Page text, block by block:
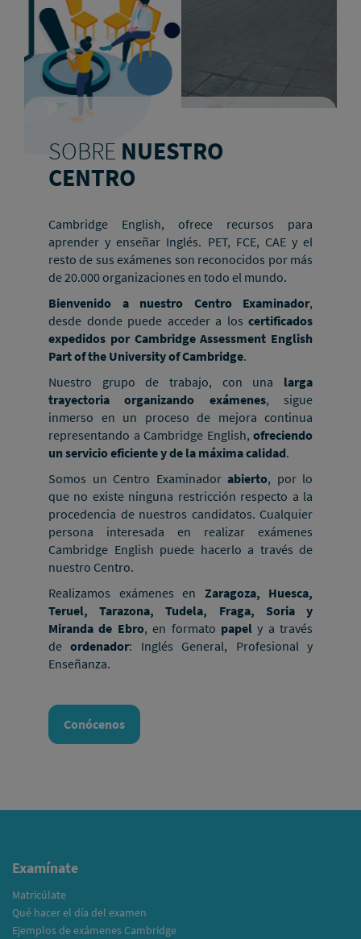
SOBRE NUESTRO
CENTRO
Cambridge English, ofrece recursos para
aprender y enseñar Inglés. PET, FCE, CAE y el
resto de sus exámenes son reconocidos por más
de 20.000 organizaciones en todo el mundo.
Bienvenido a nuestro Centro Examinador,
desde donde puede acceder a los certificados
expedidos por Cambridge Assessment English
Part of the University of Cambridge.
Nuestro grupo de trabajo, con una larga
trayectoria organizando exámenes, sigue
inmerso en un proceso de mejora continua
representando a Cambridge English, ofreciendo
un servicio eficiente y de la máxima calidad.
Somos un Centro Examinador abierto, por lo
que no existe ninguna restricción respecto a la
procedencia de nuestros candidatos. Cualquier
persona interesada en realizar exámenes
Cambridge English puede hacerlo a través de
nuestro Centro.
Realizamos exámenes en Zaragoza, Huesca,
Teruel, Tarazona, Tudela, Fraga, Soria y
Miranda de Ebro, en formato papely a través
deordenador: Inglés General, Profesional y
Enseñanza.
Conócenos
Examínate
Matricúlate
Qué hacer el día del examen
Ejemplos de exámenes Cambridge